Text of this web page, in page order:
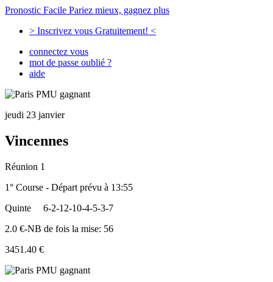
Pronostic Facile Pariez mieux, gagnez plus
> Inscrivez vous Gratuitement! <
connectez vous
mot de passe oublié ?
aide
jeudi 23 janvier
Vincennes
Réunion 1
1° Course - Départ prévu à 13:55
Quinte
6-2-12-10-4-5-3-7
2.0 €-NB de fois la mise: 56
3451.40 €